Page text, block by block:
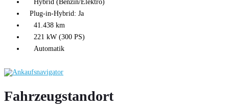
Hybrid (Benzin/Elektro)
Plug-in-Hybrid: Ja
41.438 km
221 kW (300 PS)
Automatik
Fahrzeugstandort